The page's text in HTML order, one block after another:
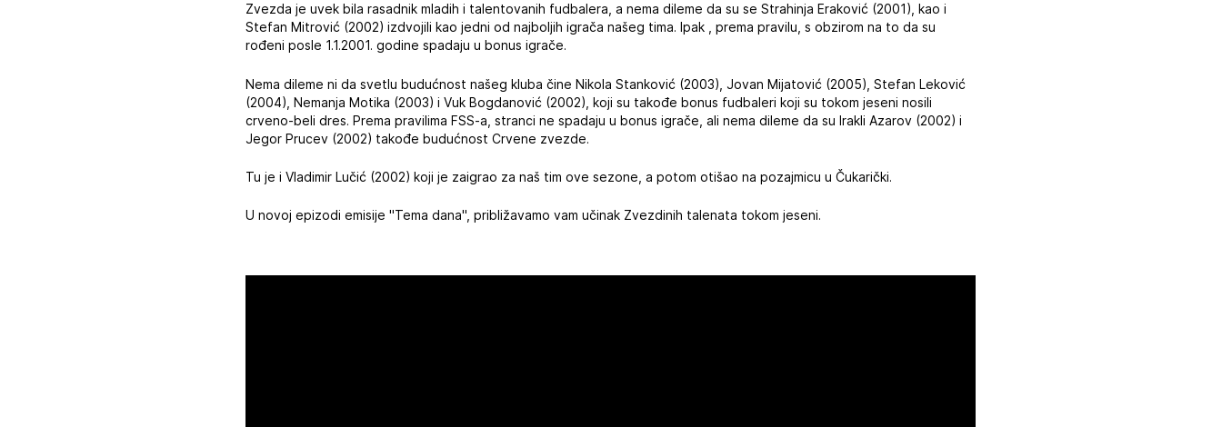
Zvezda je uvek bila rasadnik mladih i talentovanih fudbalera, a nema dileme da su se Strahinja Eraković (2001), kao i
Stefan Mitrović (2002) izdvojili kao jedni od najboljih igrača našeg tima. Ipak , prema pravilu, s obzirom na to da su
rođeni posle 1.1.2001. godine spadaju u bonus igrače.
Nema dileme ni da svetlu budućnost našeg kluba čine Nikola Stanković (2003), Jovan Mijatović (2005), Stefan Leković
(2004), Nemanja Motika (2003) i Vuk Bogdanović (2002), koji su takođe bonus fudbaleri koji su tokom jeseni nosili
crveno-beli dres. Prema pravilima FSS-a, stranci ne spadaju u bonus igrače, ali nema dileme da su Irakli Azarov (2002) i
Jegor Prucev (2002) takođe budućnost Crvene zvezde.
Tu je i Vladimir Lučić (2002) koji je zaigrao za naš tim ove sezone, a potom otišao na pozajmicu u Čukarički.
U novoj epizodi emisije "Tema dana", približavamo vam učinak Zvezdinih talenata tokom jeseni.